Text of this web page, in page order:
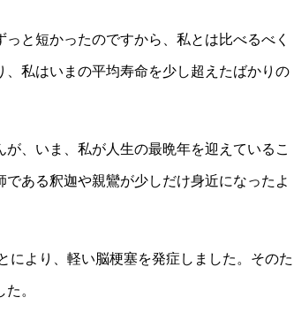
と短かったのですから、私とは比べるべく
私はいまの平均寿命を少し超えたばかりの
、いま、私が人生の最晩年を迎えているこ
ある釈迦や親鸞が少しだけ身近になったよ
により、軽い脳梗塞を発症しました。そのた
。